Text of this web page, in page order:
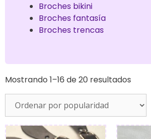
Broches bikini
Broches fantasía
Broches trencas
Mostrando 1–16 de 20 resultados